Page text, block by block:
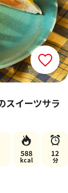
スイーツサラ
588
kcal
12
分